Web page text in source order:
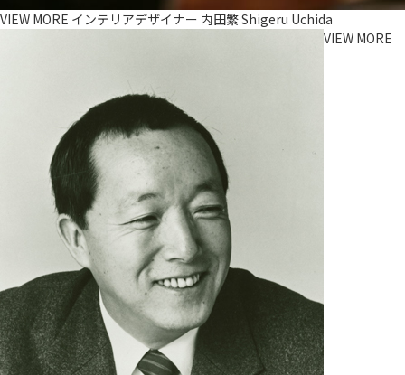
VIEW MORE インテリアデザイナー 内田繁 Shigeru Uchida
VIEW MORE